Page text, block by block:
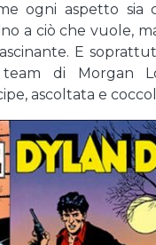
ogni aspetto
a ciò che vuole,
E
di Morgan
ascoltata e